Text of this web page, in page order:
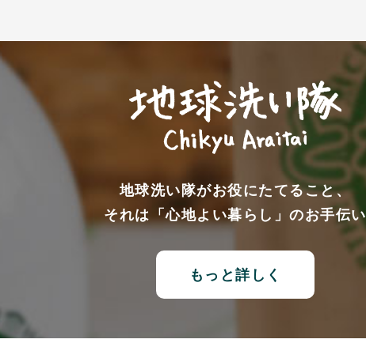
地球洗い隊がお役にたてること、
それは「心地よい暮らし」のお手伝い
もっと詳しく